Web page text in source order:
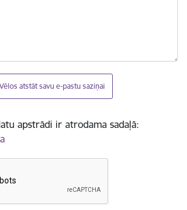
Vēlos atstāt savu e-pastu saziņai
apstrādi ir atrodama sadaļā: